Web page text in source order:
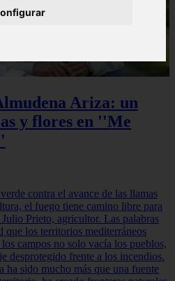
Ariza: un
y flores en ''Me